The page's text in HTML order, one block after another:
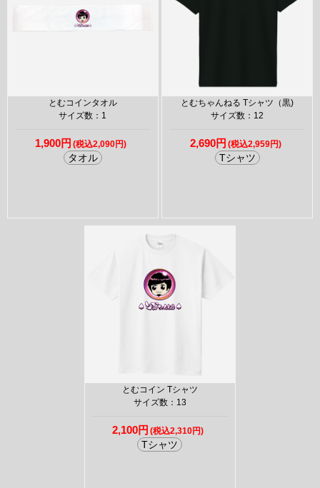
とむコインタオル
サイズ数：1
1,900円 (税込2,090円)
タオル
とむちゃんねる Tシャツ（黒)
サイズ数：12
2,690円 (税込2,959円)
Tシャツ
とむコイン Tシャツ
サイズ数：13
2,100円 (税込2,310円)
Tシャツ